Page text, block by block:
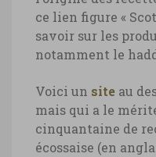
ce lien figure «
savoir sur les
notamment le
Voici un site au
mais qui a le
cinquantaine de
écossaise (en